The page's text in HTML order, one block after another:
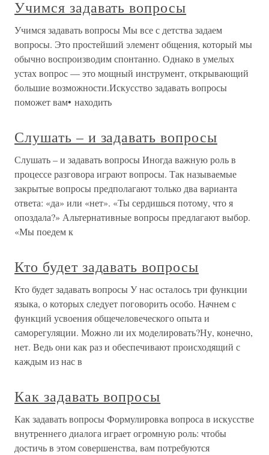
Учимся задавать вопросы
Учимся задавать вопросы Мы все с детства задаем
вопросы. Это простейший элемент общения, который мы
обычно воспроизводим спонтанно. Однако в умелых
устах вопрос — это мощный инструмент, открывающий
большие возможности.Искусство задавать вопросы
поможет вам• находить
Слушать – и задавать вопросы
Слушать – и задавать вопросы Иногда важную роль в
процессе разговора играют вопросы. Так называемые
закрытые вопросы предполагают только два варианта
ответа: «да» или «нет». «Ты сердишься потому, что я
опоздала?» Альтернативные вопросы предлагают выбор.
«Мы поедем к
Кто будет задавать вопросы
Кто будет задавать вопросы У нас осталось три функции
языка, о которых следует поговорить особо. Начнем с
функций усвоения общечеловеческого опыта и
саморегуляции. Можно ли их моделировать?Ну, конечно,
нет. Ведь они как раз и обеспечивают происходящий с
каждым из нас в
Как задавать вопросы
Как задавать вопросы Формулировка вопроса в искусстве
внутреннего диалога играет огромную роль: чтобы
достичь в этом совершенства, вам потребуются